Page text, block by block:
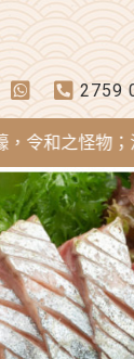
2759
物；法國